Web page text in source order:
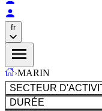
fr
›MARIN
SECTEUR
DURÉE